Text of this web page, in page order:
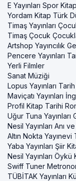
E Yayınları Spor
Yordam Kitap Türk
Timaş Yayınları
Timaş Çocuk
Artshop Yayıncılık
Pencere Yayınları
Yerli Filmler
Sanat Müziği
Lopus Yayınları
Maviçatı Yayınları
Profil Kitap Tarihi
Uğur Tuna Yayınları
Nesil Yayınları Anı
Altın Nokta
Yaba Yayınları Şiir
Nesil Yayınları Öykü
Swiff Tuner
TÜBİTAK Yayınları